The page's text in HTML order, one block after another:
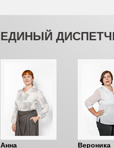
ЕДИНЫЙ
Анна Вероника